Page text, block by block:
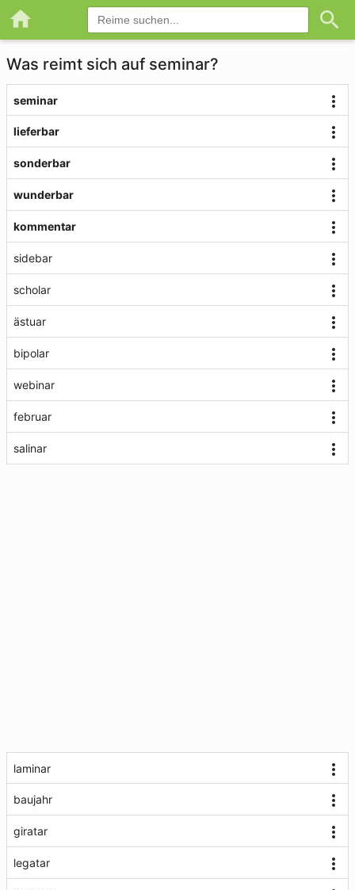
Was reimt sich auf seminar?
seminar
lieferbar
sonderbar
wunderbar
kommentar
sidebar
scholar
ästuar
bipolar
webinar
februar
salinar
laminar
baujahr
giratar
legatar